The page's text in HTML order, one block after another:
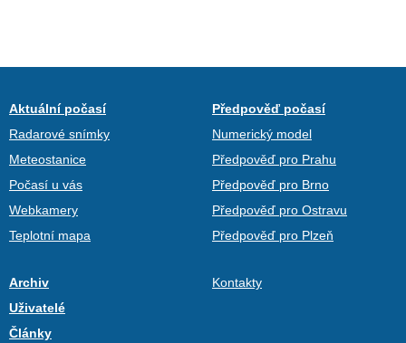
Aktuální počasí
Radarové snímky
Meteostanice
Počasí u vás
Webkamery
Teplotní mapa
Předpověď počasí
Numerický model
Předpověď pro Prahu
Předpověď pro Brno
Předpověď pro Ostravu
Předpověď pro Plzeň
Archiv
Uživatelé
Články
Kontakty